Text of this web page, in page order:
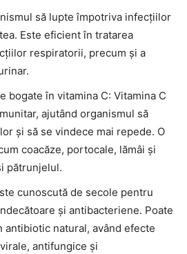
să lupte împotriva infecțiilor
Este eficient în tratarea
respiratorii, precum și a
bogate în vitamina C: Vitamina C
ajutând organismul să
și să se vindece mai repede. O
coacăze, portocale, lămâi și
pătrunjelul.
cunoscută de secole pentru
și antibacteriene. Poate
antibiotic natural, având efecte
antifungice și